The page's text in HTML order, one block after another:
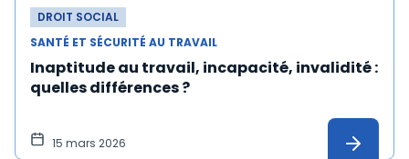
DROIT SOCIAL
SANTÉ ET SÉCURITÉ AU TRAVAIL
Inaptitude au travail, incapacité, invalidité :
quelles différences ?
15 mars 2026